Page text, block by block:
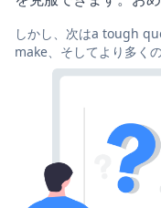
しかし、次はa tough
make、そしてより多く